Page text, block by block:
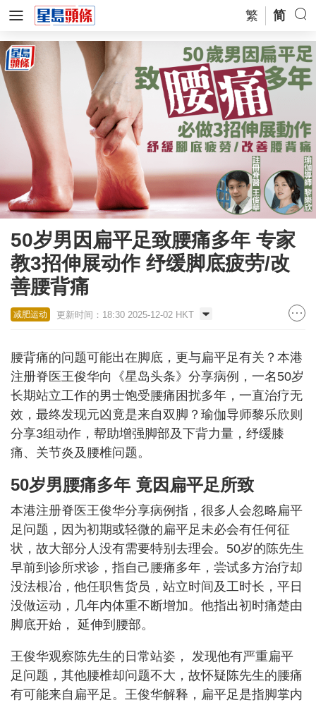
繁 简
50岁男因扁平足致腰痛多年 专家
教3招伸展动作 纾缓脚底疲劳/改
善腰背痛
减肥运动 更新时间：18:30 2025-12-02 HKT
腰背痛的问题可能出在脚底，更与扁平足有关？本港
注册脊医王俊华向《星岛头条》分享病例，一名50岁
长期站立工作的男士饱受腰痛困扰多年，一直治疗无
效，最终发现元凶竟是来自双脚？瑜伽导师黎乐欣则
分享3组动作，帮助增强脚部及下背力量，纾缓膝
痛、关节炎及腰椎问题。
50岁男腰痛多年 竟因扁平足所致
本港注册脊医王俊华分享病例指，很多人会忽略扁平
足问题，因为初期或轻微的扁平足未必会有任何征
状，故大部分人没有需要特别去理会。50岁的陈先生
早前到诊所求诊，指自己腰痛多年，尝试多方治疗却
没法根冶，他任职售货员，站立时间及工时长，平日
没做运动，几年内体重不断增加。他指出初时痛楚由
脚底开始， 延伸到腰部。
王俊华观察陈先生的日常站姿， 发现他有严重扁平
足问题，其他腰椎却问题不大，故怀疑陈先生的腰痛
有可能来自扁平足。王俊华解释，扁平足是指脚掌内